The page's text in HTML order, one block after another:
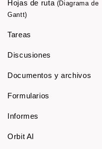
Hojas de ruta (Diagrama de
Gantt)
Tareas
Discusiones
Documentos y archivos
Formularios
Informes
Orbit AI